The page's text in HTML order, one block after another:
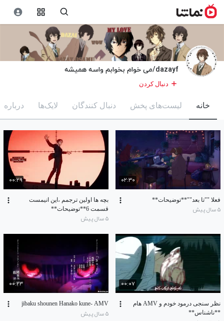
dazayf/می خوام بخوابم واسه همیشه
دنبال کردن
خانه لیست‌های پخش دنبال کنندگان لایک‌ها درباره
۰۲:۳۰
فعلا ""تا بعد""**توضیحات**
۵ سال پیش
۰۰:۲۹
بچه ها اولین ترجمم ،این انیمست
قسمت 6**توضیحات**
۵ سال پیش
۰۰:۰۷
نظر سنجی درمود خودم و AMV هام
**ناشناس**
۰۰:۲۳
jibaku shounen Hanako kune- AMV
۵ سال پیش